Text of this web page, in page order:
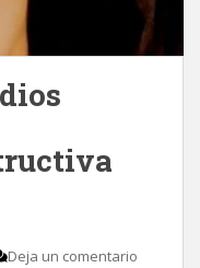
Deja un comentario